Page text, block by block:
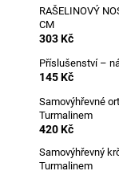
RAŠELINOVÝ
CM
303 Kč
Příslušenství –
145 Kč
Samovýhřevné
Turmalinem
420 Kč
Samovýhřevný
Turmalinem